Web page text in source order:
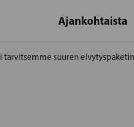
Ajankohtaista
tarvitsemme suuren elvytyspaketin